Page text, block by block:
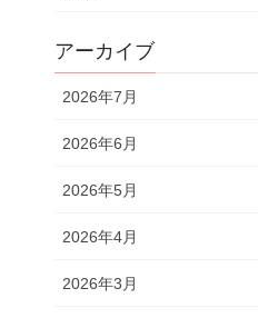
アーカイブ
2026年7月
2026年6月
2026年5月
2026年4月
2026年3月